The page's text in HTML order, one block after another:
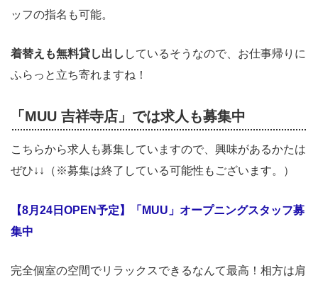
ッフの指名も可能。
着替えも無料貸し出し しているそうなので、お仕事帰りに
ふらっと立ち寄れますね！
「MUU 吉祥寺店」では求人も募集中
こちらから求人も募集していますので、興味があるかたは
ぜひ↓↓（※募集は終了している可能性もございます。）
【8月24日OPEN予定】「MUU」オープニングスタッフ募
集中
完全個室の空間でリラックスできるなんて最高！相方は肩